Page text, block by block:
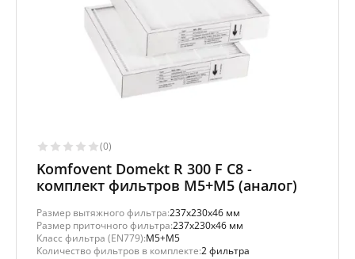
(0)
Komfovent Domekt R 300 F C8 -
комплект фильтров M5+M5 (аналог)
Размер вытяжного фильтра:237x230x46 мм
Размер приточного фильтра:237x230x46 мм
Класс фильтра (EN779):M5+M5
Количество фильтров в комплекте:2 фильтра